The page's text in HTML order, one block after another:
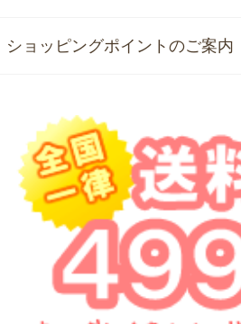
ショッピングポイントのご案内